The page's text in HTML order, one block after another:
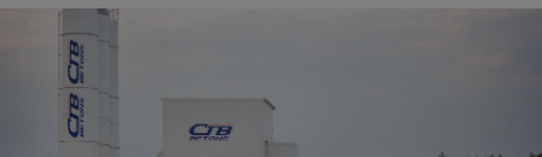
Vērtības
Kvalitātes vadība
Betona piegāde
Betona sūknēšana
RAŽOŠANA
SPECIĀLĀ TEHNIKA
VAKANCES